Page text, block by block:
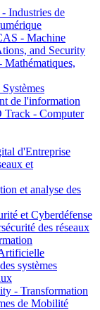
Industries de
- Machine
and Security
de l'information
- Computer
d'Entreprise
et
et analyse des
et Cyberdéfense
des réseaux
systèmes
- Transformation
de Mobilité